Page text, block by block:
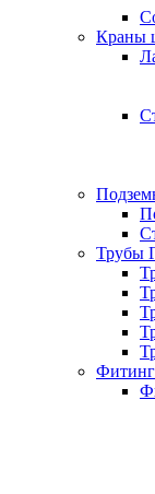
Краны
Трубы